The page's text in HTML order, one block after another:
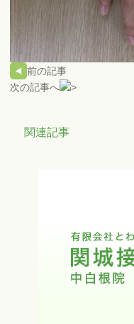
前の記事
次の記事へ
関連記事